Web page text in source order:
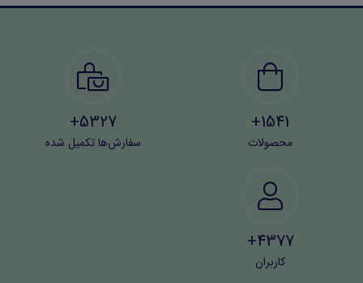
1541+
محصولات
5327+
سفارش‌ها تکمیل شده
4377+
کاربران